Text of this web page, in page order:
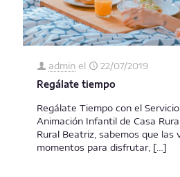
admin el
22/07/2019
Regálate tiempo
Regálate Tiempo con el
Animación Infantil de Casa
Rural Beatriz, sabemos que las
momentos para disfrutar, […]